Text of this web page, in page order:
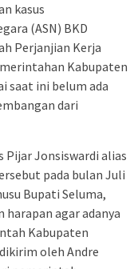
kasus
(ASN) BKD
Perjanjian Kerja
Kabupaten
saat ini belum ada
dari
Pijar Jonsiswardi alias
pada bulan Juli
Bupati Seluma,
harapan agar adanya
Kabupaten
oleh Andre